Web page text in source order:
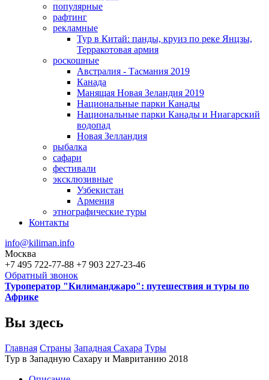
популярные
рафтинг
рекламные
Тур в Китай: панды, круиз по реке Янцзы,
Терракотовая армия
роскошные
Австралия - Тасмания 2019
Канада
Манящая Новая Зеландия 2019
Национальные парки Канады
Национальные парки Канады и Ниагарский
водопад
Новая Зелландия
рыбалка
сафари
фестивали
эксклюзивные
Узбекистан
Армения
этнографические туры
Контакты
info@kiliman.info
Москва
+7 495 722-77-88 +7 903 227-23-46
Обратный звонок
Туроператор "Килиманджаро": путешествия и туры по
Африке
Вы здесь
Главная Страны Западная Сахара Туры
Тур в Западную Сахару и Мавританию 2018